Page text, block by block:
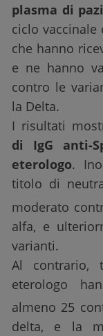
plasma di
ciclo vaccinale
che hanno
e ne hanno
contro le
la Delta.
I risultati
di IgG anti-
eterologo.
titolo di
moderato
alfa, e
varianti.
Al contrario,
eterologo
almeno 25
delta, e la